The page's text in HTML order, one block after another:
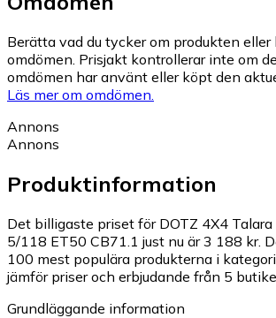
Berätta vad du tycker om produkten eller
omdömen. Prisjakt kontrollerar inte om
omdömen har använt eller köpt den
Läs mer om omdömen.
Annons
Annons
Produktinformation
Det billigaste priset för DOTZ 4X4
5/118 ET50 CB71.1 just nu är 3 188 kr.
100 mest populära produkterna i
jämför priser och erbjudande från 5
Grundläggande information